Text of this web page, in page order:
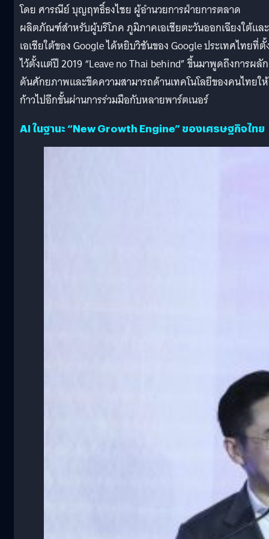
โดย ศารณีย์ บุญฤทธิ์ธงไชย ผู้อำนวยการฝ่ายการตลาด
ผลิตภัณฑ์สำหรับผู้บริโภค ภูมิภาคเอเชียตะวันออกเฉียงใต้และ
เอเชียใต้ของ Google ได้หยิบวิชันของ Google ประเทศไทยที่ตั้
ไว้ตั้งแต่ปี 2019 “Leave no Thai behind” ขึ้นมาพูดถึงการผลัก
ดันศักยภาพและขีดความสามารถด้านเทคโนโลยีของคนไทยให้
ก้าวไปอีกขั้นผ่านการร่วมมือกับหลายพาร์ตเนอร์
AI ในฐานะ “New Growth Engine” ของเศรษฐกิจไทย